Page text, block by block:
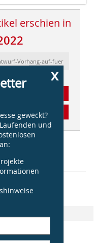
erschien in
Vorhang-auf-fuer
x
geweckt?
und